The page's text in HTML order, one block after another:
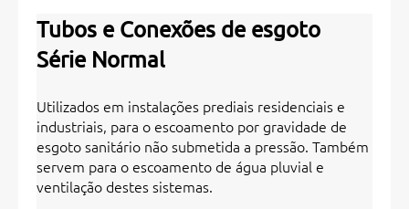
Tubos e Conexões de esgoto
Série Normal
Utilizados em instalações prediais residenciais e
industriais, para o escoamento por gravidade de
esgoto sanitário não submetida a pressão. Também
servem para o escoamento de água pluvial e
ventilação destes sistemas.